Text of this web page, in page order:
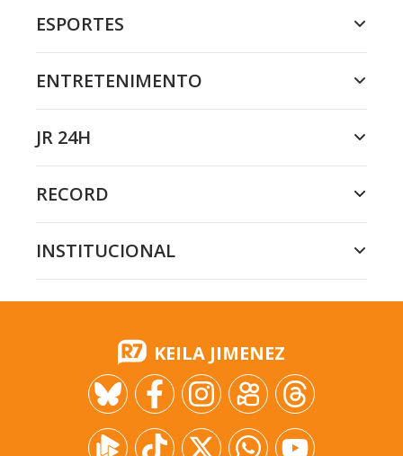
ESPORTES
ENTRETENIMENTO
JR 24H
RECORD
INSTITUCIONAL
KEILA JIMENEZ